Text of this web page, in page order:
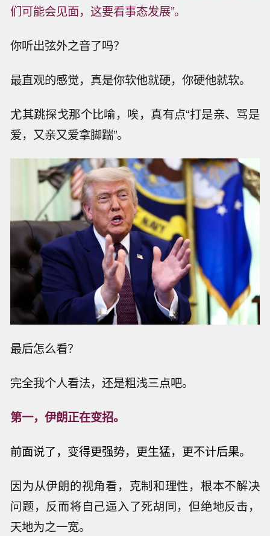
们可能会见面，这要看事态发展”。
你听出弦外之音了吗？
最直观的感觉，真是你软他就硬，你硬他就软。
尤其跳探戈那个比喻，唉，真有点“打是亲、骂是
爱，又亲又爱拿脚踹”。
最后怎么看？
完全我个人看法，还是粗浅三点吧。
第一，伊朗正在变招。
前面说了，变得更强势，更生猛，更不计后果。
因为从伊朗的视角看，克制和理性，根本不解决
问题，反而将自己逼入了死胡同，但绝地反击，
天地为之一宽。